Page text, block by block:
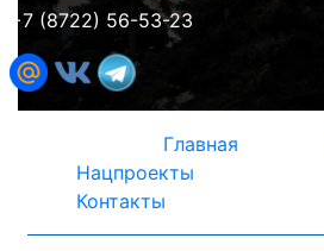
+7 (8722) 56-53-23
Главная
Нацпроекты
Контакты